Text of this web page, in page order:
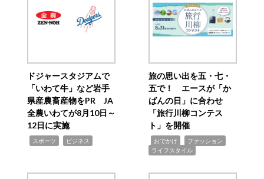
ドジャースタジアムで
「いわて牛」など岩手
県産農畜産物をPR JA
全農いわてが8月10日～
12日に実施
スポーツ ビジネス
旅の思い出を五・七・
五で！ エースが「か
ばんの日」に合わせ
「旅行川柳コンテス
ト」を開催
おでかけ ファッション
ライフスタイル